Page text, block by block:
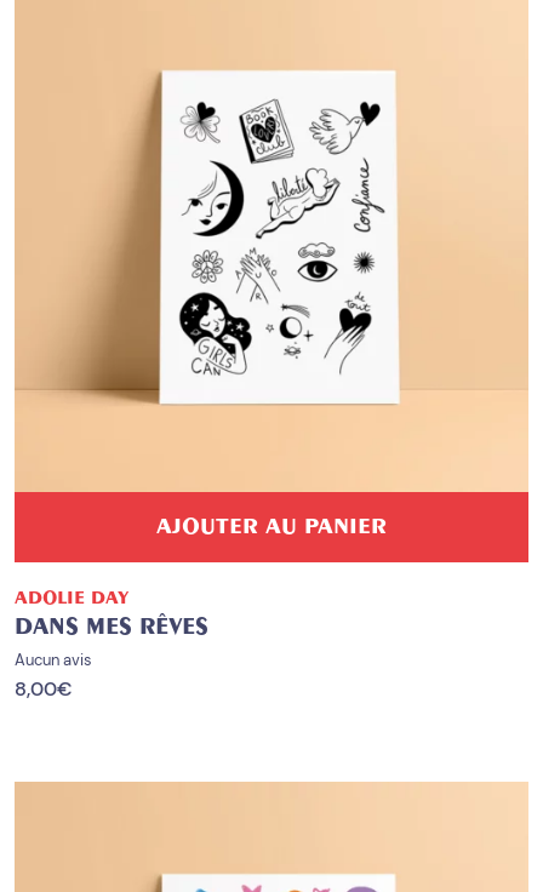
AJOUTER AU PANIER
ADOLIE DAY
DANS MES RÊVES
Aucun avis
8,00€